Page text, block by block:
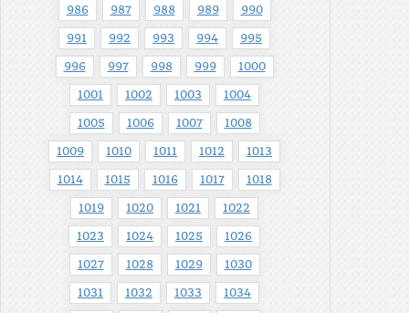
986 987 988 989 990
991 992 993 994 995
996 997 998 999 1000
1001 1002 1003 1004
1005 1006 1007 1008
1009 1010 1011 1012 1013
1014 1015 1016 1017 1018
1019 1020 1021 1022
1023 1024 1025 1026
1027 1028 1029 1030
1031 1032 1033 1034